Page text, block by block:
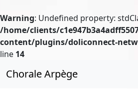
Warning: Undefined property:
/home/clients/
content/plugins/doliconnect-
line 14
Chorale Arpège